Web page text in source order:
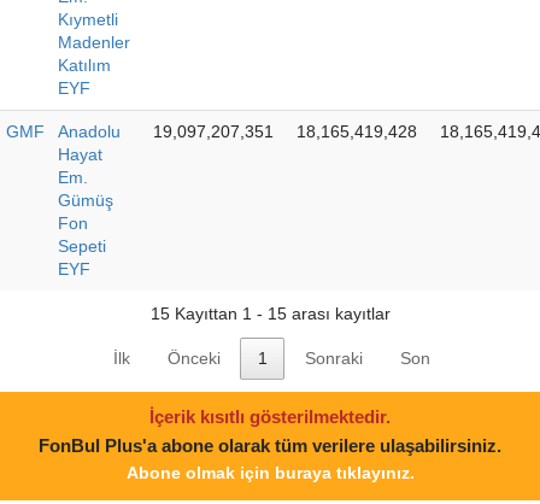
Kıymetli
Madenler
Katılım
EYF
GMF
Anadolu
Hayat
Em.
Gümüş
Fon
Sepeti
EYF
19,097,207,351 18,165,419,428
15 Kayıttan 1 - 15 arası kayıtlar
İlk Önceki 1 Sonraki Son
İçerik kısıtlı gösterilmektedir.
FonBul Plus'a abone olarak tüm verilere ulaşabilirsiniz.
Abone olmak için buraya tıklayınız.